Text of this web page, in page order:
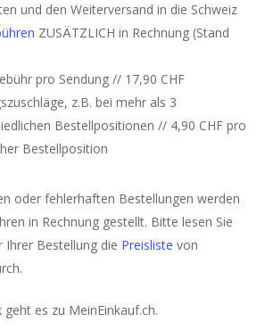
und den Weiterversand in die Schweiz
ZUSÄTZLICH in Rechnung (Stand
pro Sendung // 17,90 CHF
z.B. bei mehr als 3
Bestellpositionen // 4,90 CHF pro
Bestellposition
oder fehlerhaften Bestellungen werden
in Rechnung gestellt. Bitte lesen Sie
Ihrer Bestellung die Preisliste von
geht es zu MeinEinkauf.ch.